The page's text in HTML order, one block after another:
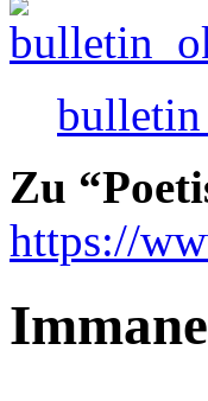
Zu
https://